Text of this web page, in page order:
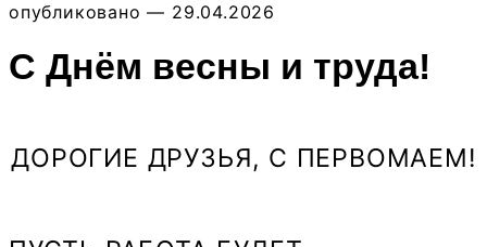
опубликовано — 29.04.2026
С Днём весны и труда!
ДОРОГИЕ ДРУЗЬЯ, С ПЕРВОМАЕМ!